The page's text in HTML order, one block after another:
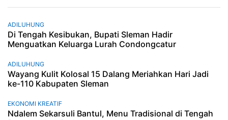
ADILUHUNG
Di Tengah Kesibukan, Bupati Sleman Hadir
Menguatkan Keluarga Lurah Condongcatur
ADILUHUNG
Wayang Kulit Kolosal 15 Dalang Meriahkan Hari Jadi
ke-110 Kabupaten Sleman
EKONOMI KREATIF
Ndalem Sekarsuli Bantul, Menu Tradisional di Tengah